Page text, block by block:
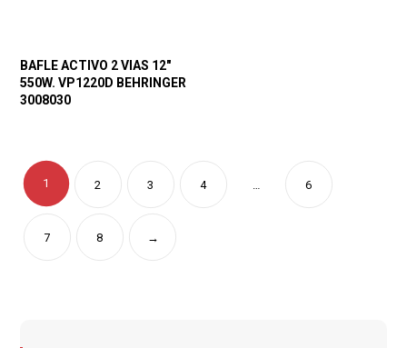
BAFLE ACTIVO 2 VIAS 12″
550W. VP1220D BEHRINGER
3008030
1 2 3 4 6
7 8 →